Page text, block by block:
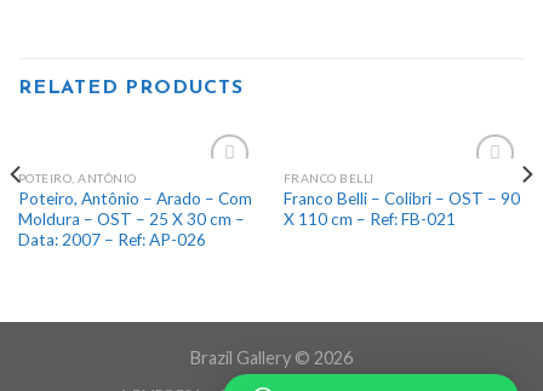
RELATED PRODUCTS
to
wishlist
POTEIRO, ANTÔNIO
Poteiro, Antônio – Arado – Com
Moldura – OST – 25 X 30 cm –
Data: 2007 – Ref: AP-026
FRANCO BELLI
Franco Belli – Colibri – OST – 90
X 110 cm – Ref: FB-021
Brazil Gallery © 2026